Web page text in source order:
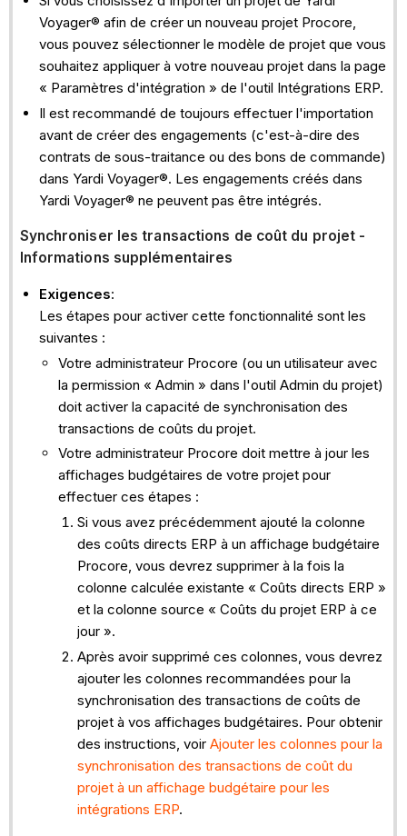
Voyager® afin de créer un nouveau projet Procore,
vous pouvez sélectionner le modèle de projet que vous
souhaitez appliquer à votre nouveau projet dans la page
« Paramètres d'intégration » de l'outil Intégrations ERP.
Il est recommandé de toujours effectuer l'importation
avant de créer des engagements (c'est-à-dire des
contrats de sous-traitance ou des bons de commande)
dans Yardi Voyager®. Les engagements créés dans
Yardi Voyager® ne peuvent pas être intégrés.
Synchroniser les transactions de coût du projet -
Informations supplémentaires
Exigences:
Les étapes pour activer cette fonctionnalité sont les
suivantes :
Votre administrateur Procore (ou un utilisateur avec
la permission « Admin » dans l'outil Admin du projet)
doit activer la capacité de synchronisation des
transactions de coûts du projet.
Votre administrateur Procore doit mettre à jour les
affichages budgétaires de votre projet pour
effectuer ces étapes :
Si vous avez précédemment ajouté la colonne
des coûts directs ERP à un affichage budgétaire
Procore, vous devrez supprimer à la fois la
colonne calculée existante « Coûts directs ERP »
et la colonne source « Coûts du projet ERP à ce
jour ».
Après avoir supprimé ces colonnes, vous devrez
ajouter les colonnes recommandées pour la
synchronisation des transactions de coûts de
projet à vos affichages budgétaires. Pour obtenir
des instructions, voir Ajouter les colonnes pour la
synchronisation des transactions de coût du
projet à un affichage budgétaire pour les
intégrations ERP.